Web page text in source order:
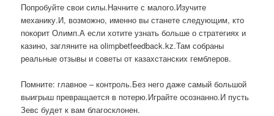
Попробуйте свои силы.Начните с малого.Изучите
механику.И, возможно, именно вы станете следующим, кто
покорит Олимп.А если хотите узнать больше о стратегиях и
казино, загляните на olimpbetfeedback.kz.Там собраны
реальные отзывы и советы от казахстанских гемблеров.
Помните: главное – контроль.Без него даже самый большой
выигрыш превращается в потерю.Играйте осознанно.И пусть
Зевс будет к вам благосклонен.